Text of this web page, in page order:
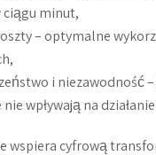
ciągu minut,
– optymalne
i niezawodność
wpływają na
wspiera cyfrową